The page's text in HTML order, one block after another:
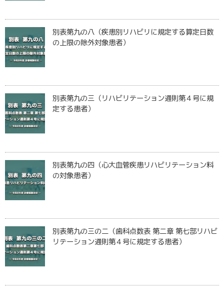
別表第九の八（疾患別リハビリに規定する算定日数
の上限の除外対象患者）
別表第九の三（リハビリテーション通則第４号に規
定する患者）
別表第九の四（心大血管疾患リハビリテーション料
の対象患者）
別表第九の三の二（歯科点数表 第二章 第七部リハビ
リテーション通則第４号に規定する患者）